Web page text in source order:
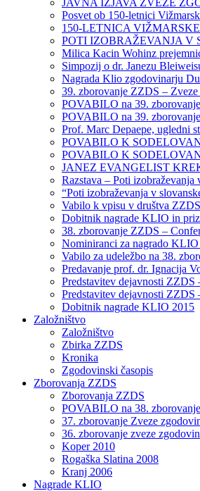
JAVNA IZJAVA ZVEZE
Posvet ob 150-letnici
150-LETNICA
POTI IZOBRAŽEVANJA V
Milica Kacin Wohinz
Simpozij o dr. Janezu
Nagrada Klio zgodovinarju
39. zborovanje ZZDS –
POVABILO na 39.
POVABILO na 39.
Prof. Marc Depaepe, ugledni
POVABILO K
POVABILO K
JANEZ EVANGELIST
Razstava – Poti
“Poti izobraževanja v
Vabilo k vpisu v društva ZZDS
Dobitnik nagrade KLIO in
38. zborovanje ZZDS –
Nominiranci za nagrado
Vabilo za udeležbo na 38.
Predavanje prof. dr. Ignacija
Predstavitev dejavnosti
Predstavitev dejavnosti
Dobitnik nagrade KLIO 2015
Založništvo
Založništvo
Zbirka ZZDS
Kronika
Zgodovinski časopis
Zborovanja ZZDS
Zborovanja ZZDS
POVABILO na 38.
37. zborovanje Zveze
36. zborovanje zveze
Koper 2010
Rogaška Slatina 2008
Kranj 2006
Nagrade KLIO